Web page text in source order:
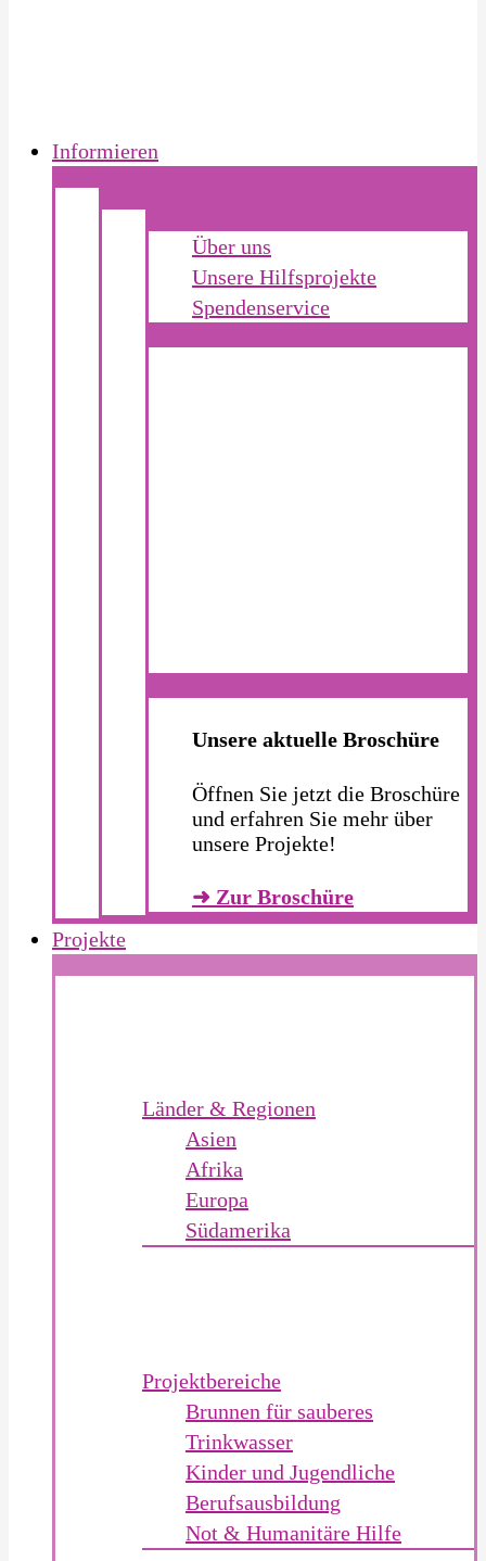
Informieren
Über uns
Unsere Hilfsprojekte
Spendenservice
Unsere aktuelle Broschüre
Öffnen Sie jetzt die Broschüre
und erfahren Sie mehr über
unsere Projekte!
➜ Zur Broschüre
Projekte
Länder & Regionen
Asien
Afrika
Europa
Südamerika
Projektbereiche
Brunnen für sauberes
Trinkwasser
Kinder und Jugendliche
Berufsausbildung
Not & Humanitäre Hilfe